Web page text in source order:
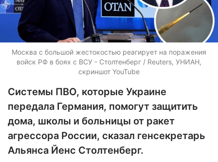
Москва с большой жестокостью реагирует на поражения
войск РФ в боях с ВСУ - Столтенберг / Reuters, УНИАН,
скриншот YouTube
Системы ПВО, которые Украине
передала Германия, помогут защитить
дома, школы и больницы от ракет
агрессора России, сказал генсекретарь
Альянса Йенс Столтенберг.